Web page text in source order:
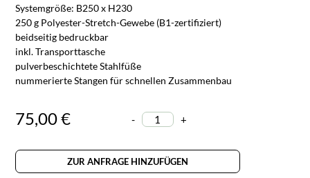
Systemgröße: B250 x H230
250 g Polyester-Stretch-Gewebe (B1-zertifiziert)
beidseitig bedruckbar
inkl. Transporttasche
pulverbeschichtete Stahlfüße
nummerierte Stangen für schnellen Zusammenbau
75,00 € - +
ZUR ANFRAGE HINZUFÜGEN